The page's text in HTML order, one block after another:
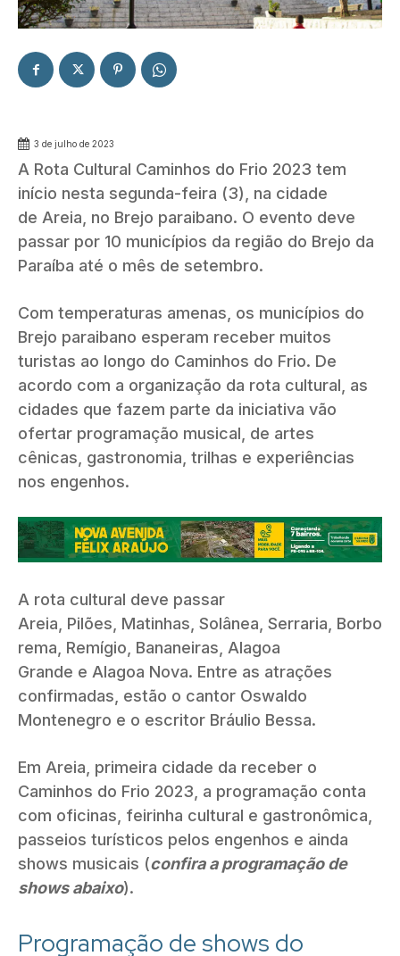
3 de julho de 2023
A Rota Cultural Caminhos do Frio 2023 tem
início nesta segunda-feira (3), na cidade
de Areia, no Brejo paraibano. O evento deve
passar por 10 municípios da região do Brejo da
Paraíba até o mês de setembro.
Com temperaturas amenas, os municípios do
Brejo paraibano esperam receber muitos
turistas ao longo do Caminhos do Frio. De
acordo com a organização da rota cultural, as
cidades que fazem parte da iniciativa vão
ofertar programação musical, de artes
cênicas, gastronomia, trilhas e experiências
nos engenhos.
A rota cultural deve passar
Areia, Pilões, Matinhas, Solânea, Serraria, Borbo
rema, Remígio, Bananeiras, Alagoa
Grande e Alagoa Nova. Entre as atrações
confirmadas, estão o cantor Oswaldo
Montenegro e o escritor Bráulio Bessa.
Em Areia, primeira cidade da receber o
Caminhos do Frio 2023, a programação conta
com oficinas, feirinha cultural e gastronômica,
passeios turísticos pelos engenhos e ainda
shows musicais (confira a programação de
shows abaixo).
Programação de shows do